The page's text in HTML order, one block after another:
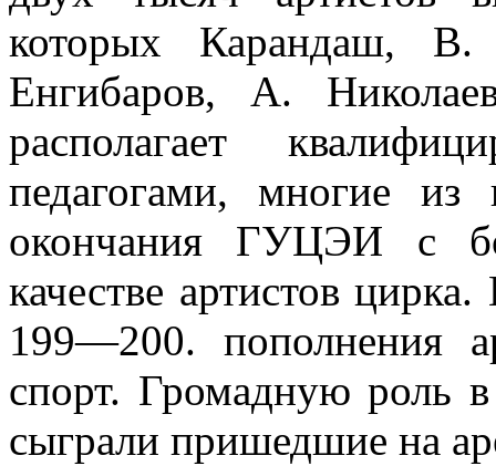
которых Ка­рандаш,
Енгибаров, А.
располагает
педагогами, многие
окончания ГУЦЭИ с
качестве артистов
199—200. пополнения
спорт. Громадную роль в
сыграли пришедшие на